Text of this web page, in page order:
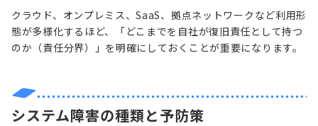
クラウド、オンプレミス、SaaS、拠点ネットワークなど利用形
態が多様化するほど、「どこまでを自社が復旧責任として持つ
のか（責任分界）」を明確にしておくことが重要になります。
システム障害の種類と予防策